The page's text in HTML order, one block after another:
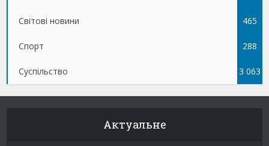
Світові новини 465
Спорт 288
Суспільство 3 063
Актуальне